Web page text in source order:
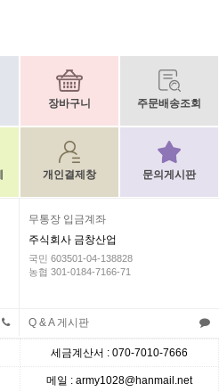
장바구니 주문배송조회
개인결제창 문의게시판
무통장 입금계좌
주식회사 금창산업
국민 603501-04-138828
농협 301-0184-7166-71
Q & A 게시판
세금계산서 : 070-7010-7666
메일 : army1028@hanmail.net